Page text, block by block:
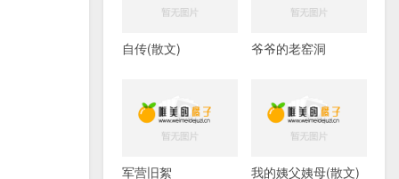
自传(散文) 爷爷的老窑洞
军营旧絮 我的姨父姨母(散文)